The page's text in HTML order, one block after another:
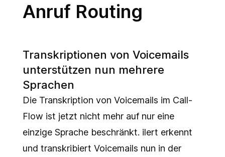
Anruf Routing
Transkriptionen von Voicemails
unterstützen nun mehrere
Sprachen
Die Transkription von Voicemails im Call-
Flow ist jetzt nicht mehr auf nur eine
einzige Sprache beschränkt. ilert erkennt
und transkribiert Voicemails nun in der